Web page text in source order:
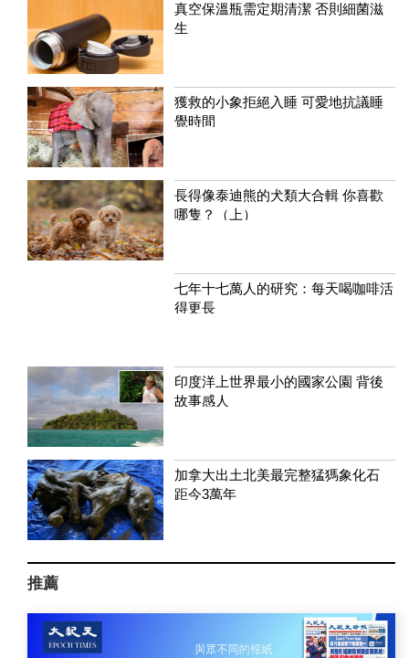
真空保溫瓶需定期清潔 否則細菌滋
生
獲救的小象拒絕入睡 可愛地抗議睡
覺時間
長得像泰迪熊的犬類大合輯 你喜歡
哪隻？（上）
七年十七萬人的研究：每天喝咖啡活
得更長
印度洋上世界最小的國家公園 背後
故事感人
加拿大出土北美最完整猛獁象化石
距今3萬年
推薦